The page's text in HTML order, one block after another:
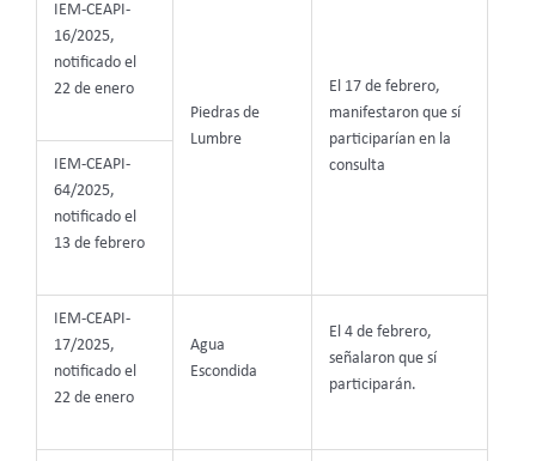
IEM-CEAPI-
16/2025,
notificado el
22 de enero
Piedras de
Lumbre
El 17 de febrero,
manifestaron que sí
participarían en la
consulta
IEM-CEAPI-
64/2025,
notificado el
13 de febrero
IEM-CEAPI-
17/2025,
notificado el
22 de enero
Agua
Escondida
El 4 de febrero,
señalaron que sí
participarán.